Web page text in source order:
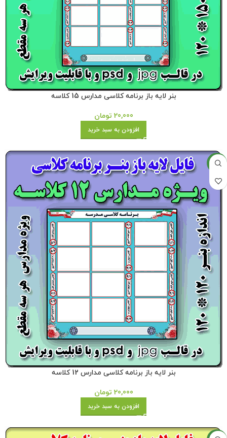
بنر لایه باز برنامه کلاسی مدارس 15 کلاسه
20,000 تومان
افزودن به سبد خرید
جدید
بنر لایه باز برنامه کلاسی مدارس 12 کلاسه
20,000 تومان
افزودن به سبد خرید